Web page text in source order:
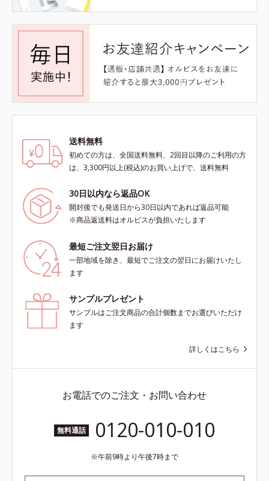
送料無料
初めての方は、全国送料無料、2回目以降のご利用の方
は、3,300円以上(税込)のお買い上げで、送料無料
30日以内なら返品OK
開封後でも発送日から30日以内であれば返品可能
※商品返送料はオルビスが負担いたします
最短ご注文翌日お届け
一部地域を除き、最短でご注文の翌日にお届けいたし
ます
サンプルプレゼント
サンプルはご注文商品の合計個数までお選びいただけ
ます
詳しくはこちら
お電話でのご注文・お問い合わせ
無料通話 0120-010-010
午前9時より午後7時まで